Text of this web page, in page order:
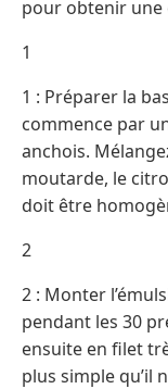
pour obtenir une
1
1 : Préparer la
commence par
anchois.
moutarde, le
doit être
2
2 : Monter
pendant les 30
ensuite en filet
plus simple qu’il